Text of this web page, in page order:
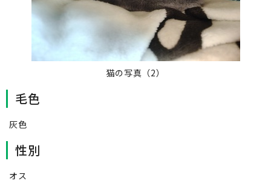
猫の写真（2）
毛色
灰色
性別
オス